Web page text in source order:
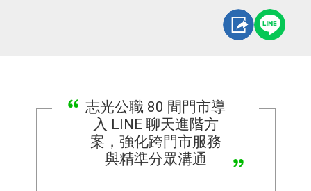
志光公職 80 間門市導
入 LINE 聊天進階方
案，強化跨門市服務
與精準分眾溝通